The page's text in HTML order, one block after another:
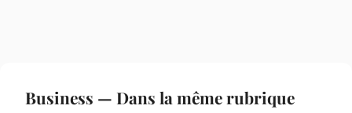
Business — Dans la même rubrique